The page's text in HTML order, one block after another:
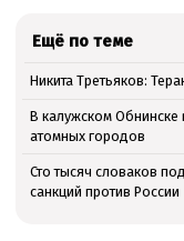
Ещё по теме
Никита Третьяков:
В калужском Обнинске
атомных городов
Сто тысяч словаков
санкций против России